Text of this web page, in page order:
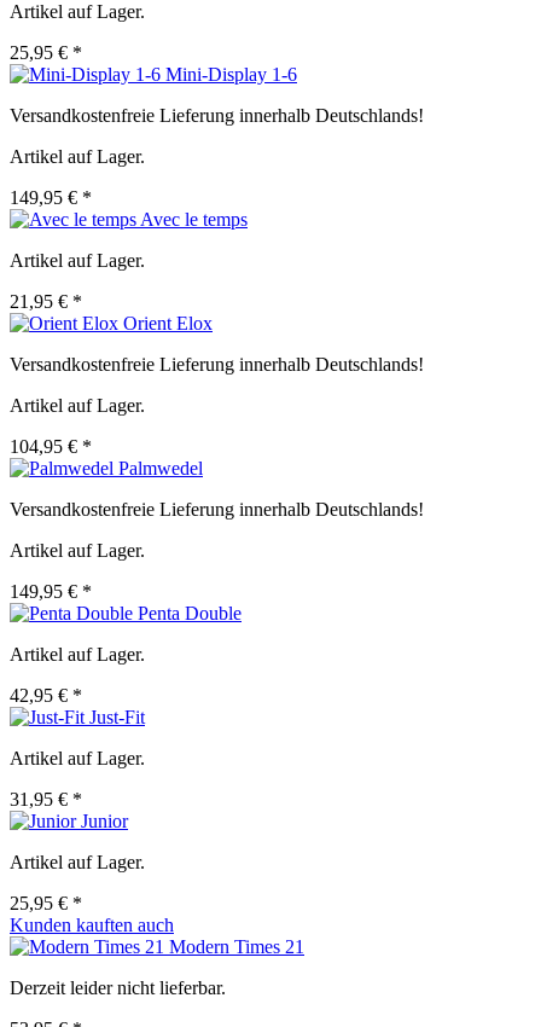
Artikel auf Lager.
25,95 € *
Mini-Display 1-6
Versandkostenfreie Lieferung innerhalb Deutschlands!
Artikel auf Lager.
149,95 € *
Avec le temps
Artikel auf Lager.
21,95 € *
Orient Elox
Versandkostenfreie Lieferung innerhalb Deutschlands!
Artikel auf Lager.
104,95 € *
Palmwedel
Versandkostenfreie Lieferung innerhalb Deutschlands!
Artikel auf Lager.
149,95 € *
Penta Double
Artikel auf Lager.
42,95 € *
Just-Fit
Artikel auf Lager.
31,95 € *
Junior
Artikel auf Lager.
25,95 € *
Kunden kauften auch
Modern Times 21
Derzeit leider nicht lieferbar.